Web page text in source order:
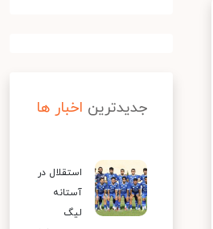
جدیدترین اخبار ها
استقلال در
آستانه
لیگ